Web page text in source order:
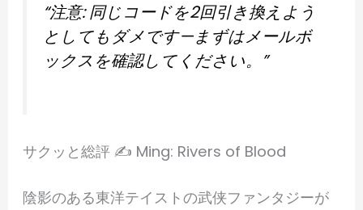
“注意: 同じコードを2回引き換えよう
としてもダメです—まずはメールボ
ックスを確認してください。”
サクッと総評 ✍️ Ming: Rivers of Blood
陰影のある東洋テイストの武侠ファンタジーが